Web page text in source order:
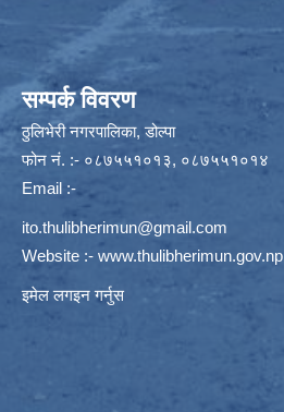
सम्पर्क विवरण
ठुलिभेरी नगरपालिका, डोल्पा
फोन नं. :- ०८७५५१०१३, ०८७५५१०१४
Email :-
ito.thulibherimun@gmail.com
Website :- www.thulibherimun.gov.np
इमेल लगइन गर्नुस